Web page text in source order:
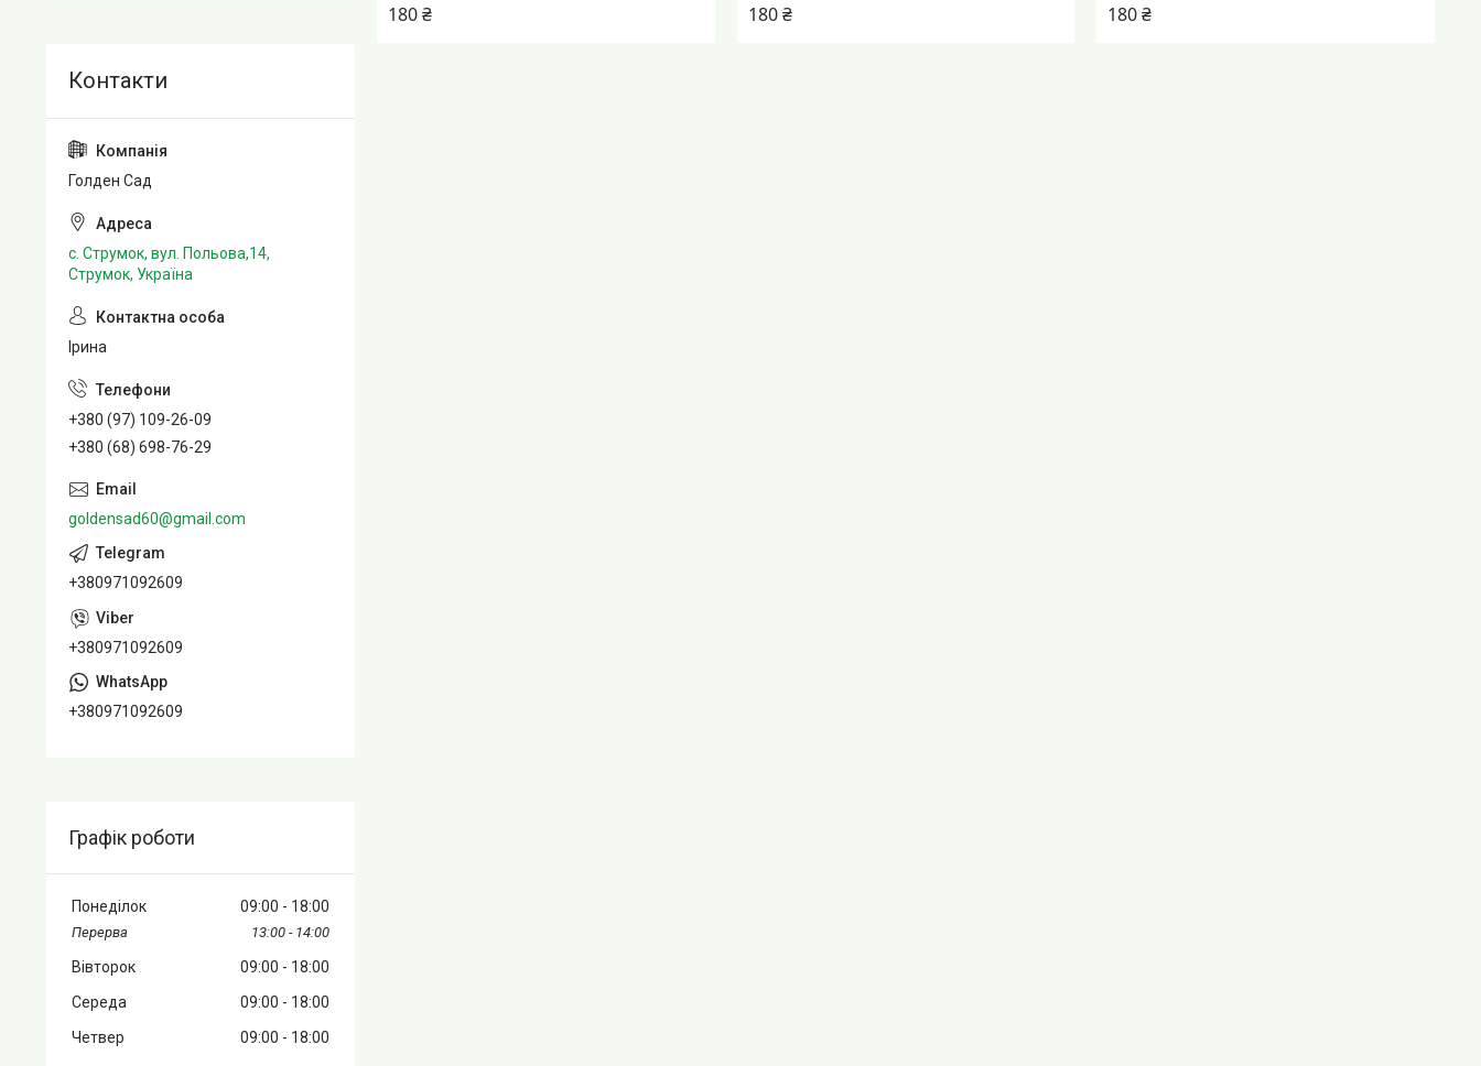
180 ₴ 180 ₴ 180 ₴
Голден Сад
с. Струмок, вул. Польова,14,
Струмок, Україна
Ірина
+380 (97) 109-26-09
+380 (68) 698-76-29
goldensad60@gmail.com
+380971092609
+380971092609
+380971092609
Графік роботи
Понеділок 09:00 18:00
13:00 14:00
Вівторок 09:00
18:00
Середа
09:00
18:00
Четвер
09:00
18:00